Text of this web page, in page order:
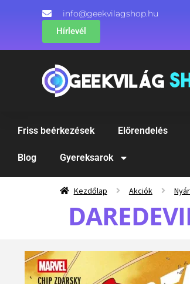
info@geekvilagshop.hu
Hírlevél
Friss beérkezések Előrendelés
Blog Gyereksarok
Kezdőlap Akciók